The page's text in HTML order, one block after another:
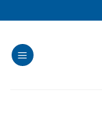
ai
contenuti